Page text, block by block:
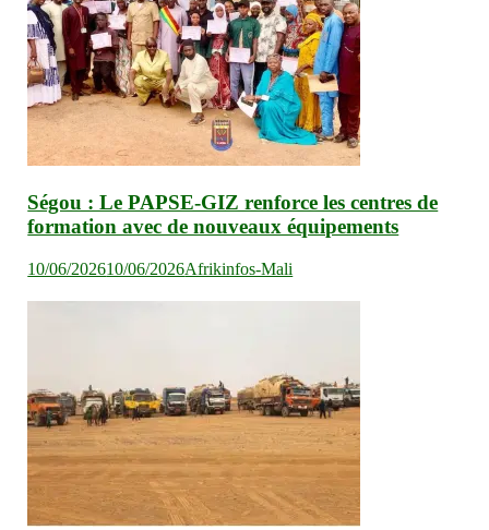
Ségou : Le PAPSE-GIZ renforce les centres de
formation avec de nouveaux équipements
10/06/202610/06/2026Afrikinfos-Mali